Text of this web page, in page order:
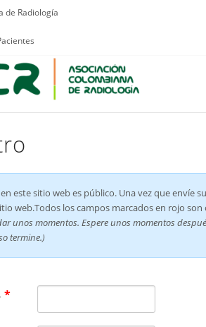
de Radiología
este sitio web es público. Una vez que envíe
web.Todos los campos marcados en rojo
unos momentos. Espere unos momentos
termine.)